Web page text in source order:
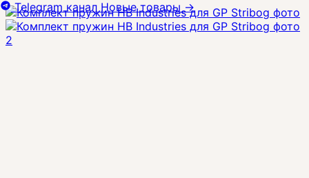
Telegram канал Новые товары→